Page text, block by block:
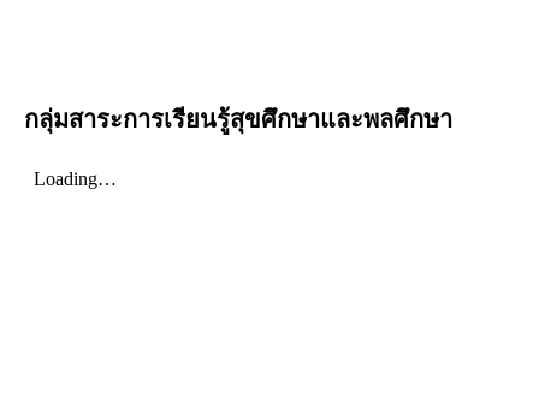
กลุ่มสาระการเรียนรู้สุขศึกษาและพลศึกษา